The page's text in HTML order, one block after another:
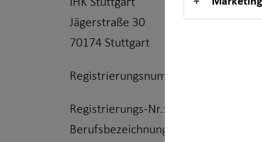
Jägerstraße 30
70174 Stuttgart
Registrierungsnummer: D-OFNO-
Registrierungs-Nr.: einsehbar unter
Berufsbezeichnung: